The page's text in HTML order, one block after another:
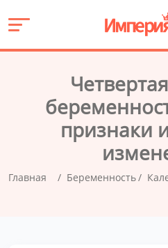
признаки
Главная Беременность